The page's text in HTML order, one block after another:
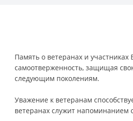
Память о ветеранах и
самоотверженность, защищая
следующим поколениям.
Уважение к ветеранам
ветеранах служит